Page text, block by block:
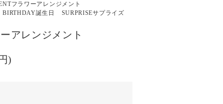
フラワーアレンジメント
BIRTHDAY誕生日 SURPRISEサプライズ
アレンジメント
)